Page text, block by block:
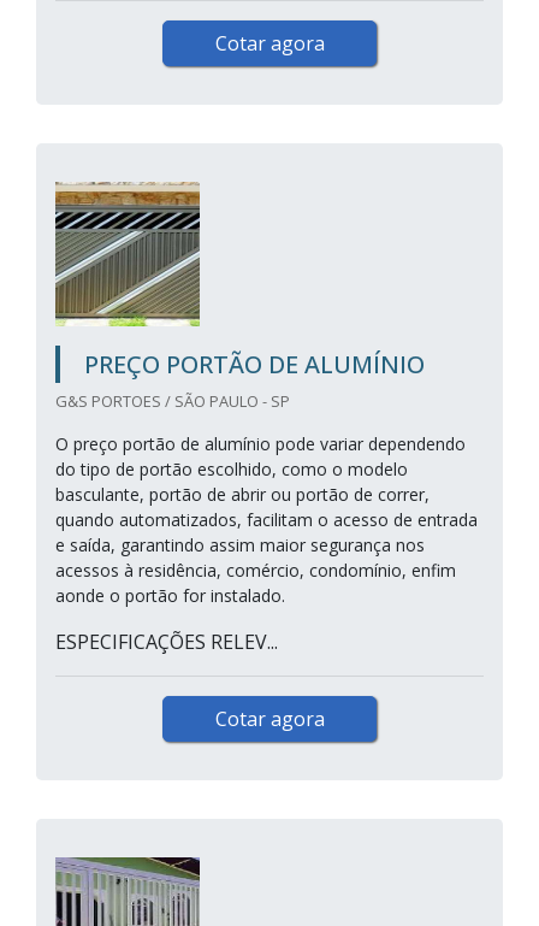
Cotar agora
PREÇO PORTÃO DE ALUMÍNIO
G&S PORTOES / SÃO PAULO - SP
O preço portão de alumínio pode variar dependendo
do tipo de portão escolhido, como o modelo
basculante, portão de abrir ou portão de correr,
quando automatizados, facilitam o acesso de entrada
e saída, garantindo assim maior segurança nos
acessos à residência, comércio, condomínio, enfim
aonde o portão for instalado.
ESPECIFICAÇÕES RELEV...
Cotar agora